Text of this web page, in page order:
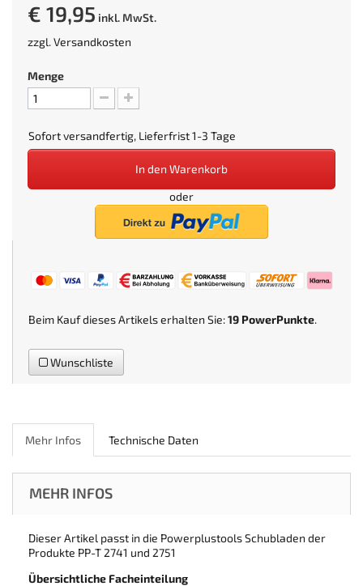
€ 19,95 inkl. MwSt.
zzgl.Versandkosten
Menge
Sofort versandfertig, Lieferfrist 1-3 Tage
In den Warenkorb
oder
Beim Kauf dieses Artikels erhalten Sie:19 PowerPunkte.
Wunschliste
Mehr Infos Technische Daten
MEHR INFOS
Dieser Artikel passt in die Powerplustools Schubladen der
Produkte PP-T 2741 und 2751
Übersichtliche Facheinteilung